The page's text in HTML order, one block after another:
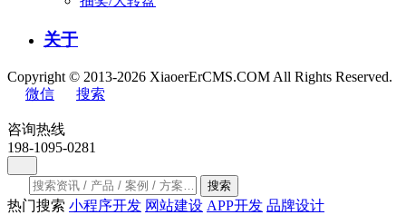
关于
Copyright © 2013-2026 XiaoerErCMS.COM All Rights Reserved.
微信
搜索
咨询热线
198-1095-0281
搜索
热门搜索 小程序开发 网站建设 APP开发 品牌设计